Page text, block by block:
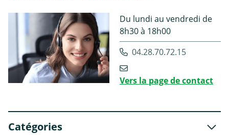
Du lundi au vendredi de
8h30 à 18h00
04.28.70.72.15
Vers la page de contact
Catégories